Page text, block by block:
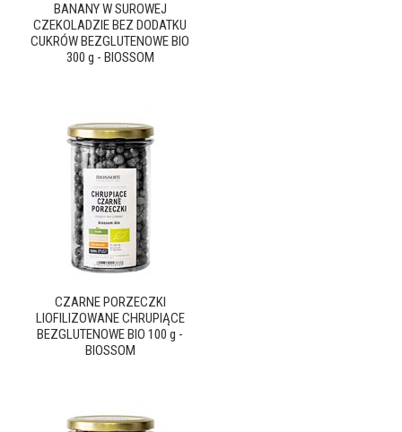
BANANY W SUROWEJ
CZEKOLADZIE BEZ DODATKU
CUKRÓW BEZGLUTENOWE BIO
300 g - BIOSSOM
CZARNE PORZECZKI
LIOFILIZOWANE CHRUPIĄCE
BEZGLUTENOWE BIO 100 g -
BIOSSOM